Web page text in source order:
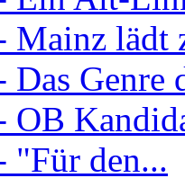
Mainz lädt
Genre
OB
"Für den...